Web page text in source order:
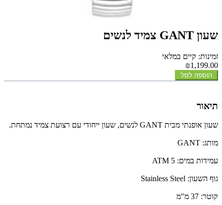
שעון GANT צמיד לנשים
זמינות: קיים במלאי
₪1,199.00
הוספה לסל
תיאור
שעון אופנתי מבית GANT לנשים, שעון ייחודי עם רצועת צמיד נמתחת.
מותג: GANT
עמידות במים: 5 ATM
גוף השעון: Stainless Steel
קוטר: 37 מ"מ